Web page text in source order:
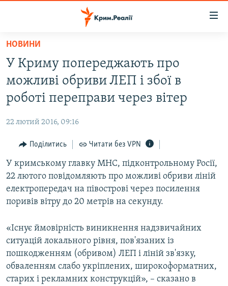
Перейти
основного
матеріалу
Перейти
до
основної
Перейти
пошуку
ВОДА.КРИМ
ВІДЕО ТА ФОТО
БЛОГИ
ПОГЛЯД
ІНТЕРВ'Ю
СПЕЦПРОЕКТИ
ВІДЕОУРОКИ «ELIFBE»
СВІДЧЕННЯ ОКУПАЦІЇ
УКРАЇНСЬКА ПРОБЛЕМА КРИМУ
Русский
Qırımtatar
НОВИНИ
У Криму попереджають про
можливі обриви ЛЕП і збої в
роботі переправи через вітер
22 лютий 2016, 09:16
Поділитись Читати без VPN
У кримському главку МНС, підконтрольному Росії,
22 лютого повідомляють про можливі обриви ліній
електропередач на півострові через посилення
поривів вітру до 20 метрів на секунду.
«Існує ймовірність виникнення надзвичайних
ситуацій локального рівня, пов'язаних із
пошкодженням (обривом) ЛЕП і ліній зв'язку,
обваленням слабо укріплених, широкоформатних,
старих і рекламних конструкцій», – сказано в